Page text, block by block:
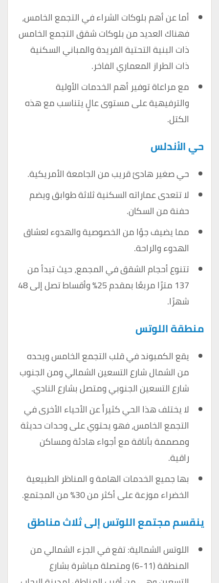
أما عن أهم بلوكات الشراء في التجمع الخامس،
فهناك العديد من بلوكات شقق التجمع الخامس
ذات البنية التحتية الفريدة والمباني السكنية
ذات الطراز المعماري الفاخر.
مع مراعاة توفير أهم الخدمات الأولية
والترفيهية على مستوى عالٍ يتناسب مع هذه
الكتل.
حي الأندلس
حي صغير هادئ قريب من الجامعة الأمريكية.
لا تتعدى عماراته السكنية ثلاثة طوابق ويضم
حفنة من السكان.
مما يضيف جوًا من الخصوصية والهدوء لعشاق
الهدوء والراحة.
تتنوع أحجام الشقق في المجمع، حيث تبدأ من
137 مترًا مربعًا بمقدم 25٪ وأقساط تصل إلى 48
شهرًا.
منطقة اللوتس
يقع الكمبوند في قلب التجمع الخامس ويحده
من الشمال شارع التسعين الشمالي ومن الجنوب
شارع التسعين الجنوبي ومتصل بشارع النادي.
لا يختلف هذا الحي كثيراً عن الأحياء الأخرى في
التجمع الخامس، فهو يحتوي على وحدات حديثة
ومصممة بأناقة مع أجواء هادئة ومساكن
راقية.
بها جميع الخدمات الهامة و المناظر الطبيعية
الخضراء موزعة على أكثر من 30٪ من المجتمع.
ينقسم مجتمع اللوتس إلى ثلاث مناطق
اللوتس الشمالية: تقع في الجزء الشمالي من
المنطقة (11-6) ومتصلة مباشرة بشارع